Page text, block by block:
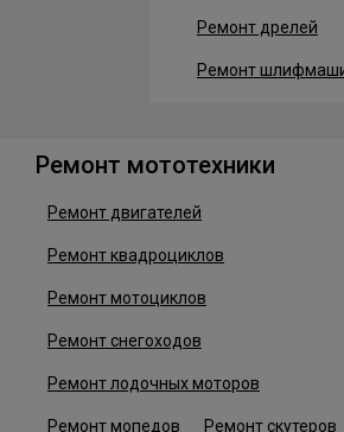
Ремонт дрелей
Ремонт
Ремонт мототехники
Ремонт двигателей
Ремонт квадроциклов
Ремонт мотоциклов
Ремонт снегоходов
Ремонт лодочных моторов
Ремонт мопедов Ремонт скутеров